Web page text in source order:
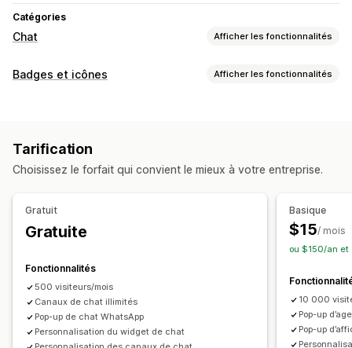
Catégories
Chat Afficher les fonctionnalités
Personnalisation
Badges et icônes Afficher les fonctionnalités
Tarification
Choisissez le forfait qui convient le mieux à votre entreprise.
Gratuit
Gratuite
Fonctionnalités
500 visiteurs/mois
Canaux de chat illimités
Pop-up de chat WhatsApp
Personnalisation du widget de chat
Basique
$15/ mois
ou $150/an et
10 000
Pop-up
Pop-up